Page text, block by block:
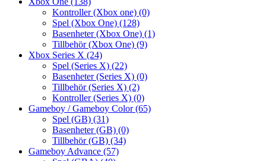
Kontroller (Xbox one) (0)
Spel (Xbox One) (128)
Basenheter (Xbox One) (1)
Tillbehör (Xbox One) (9)
Xbox Series X (24)
Spel (Series X) (22)
Basenheter (Series X) (0)
Tillbehör (Series X) (2)
Kontroller (Series X) (0)
Gameboy / Gameboy Color(65)
Spel (GB) (31)
Basenheter (GB) (0)
Tillbehör (GB) (34)
Gameboy Advance (57)